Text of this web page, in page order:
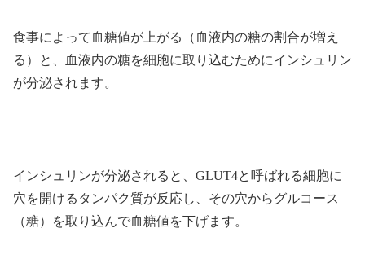
食事によって血糖値が上がる（血液内の糖の割合が増え
る）と、血液内の糖を細胞に取り込むためにインシュリン
が分泌されます。
インシュリンが分泌されると、GLUT4と呼ばれる細胞に
穴を開けるタンパク質が反応し、その穴からグルコース
（糖）を取り込んで血糖値を下げます。